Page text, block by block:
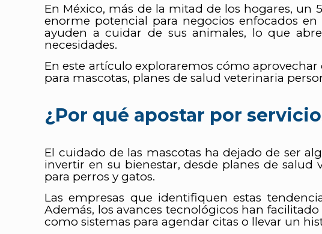
En México, más de la mitad de los hogares,
enorme potencial para negocios enfocados en
ayuden a cuidar de sus animales, lo que
necesidades.
En este artículo exploraremos cómo
para mascotas, planes de salud veterinaria
¿Por qué apostar por
El cuidado de las mascotas ha dejado de ser
invertir en su bienestar, desde planes de
para perros y gatos.
Las empresas que identifiquen estas
Además, los avances tecnológicos han
como sistemas para agendar citas o llevar un